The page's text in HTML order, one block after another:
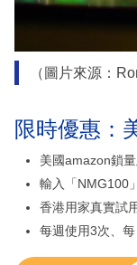
（圖片來源：
限時優惠：
美國amazon鎖
輸入「NMG100
香港用家真實試
每週使用3次、